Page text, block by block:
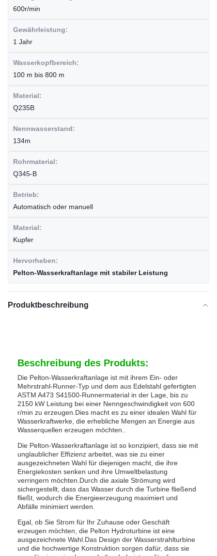
600r/min
Gewährleistung:
1 Jahr
Wasserkopfbereich:
100 m bis 800 m
Material:
Q235B
Nennwasserstand:
134m
Rohrmaterial:
Q345-B
Betrieb:
Automatisch oder manuell
Material:
Kupfer
Hervorheben:
Pelton-Wasserkraftanlage mit stabiler Leistung
Produktbeschreibung
Beschreibung des Produkts:
Die Pelton-Wasserkraftanlage ist mit ihrem Ein- oder
Mehrstrahl-Runner-Typ und dem aus Edelstahl gefertigten
ASTM A473 S41500-Runnermaterial in der Lage, bis zu
2150 kW Leistung bei einer Nenngeschwindigkeit von 600
r/min zu erzeugen.Dies macht es zu einer idealen Wahl für
Wasserkraftwerke, die erhebliche Mengen an Energie aus
Wasserquellen erzeugen möchten..
Die Pelton-Wasserkraftanlage ist so konzipiert, dass sie mit
unglaublicher Effizienz arbeitet, was sie zu einer
ausgezeichneten Wahl für diejenigen macht, die ihre
Energiekosten senken und ihre Umweltbelastung
verringern möchten.Durch die axiale Strömung wird
sichergestellt, dass das Wasser durch die Turbine fließend
fließt, wodurch die Energieerzeugung maximiert und
Abfälle minimiert werden.
Egal, ob Sie Strom für Ihr Zuhause oder Geschäft
erzeugen möchten, die Pelton Hydroturbine ist eine
ausgezeichnete Wahl.Das Design der Wasserstrahlturbine
und die hochwertige Konstruktion sorgen dafür, dass sie